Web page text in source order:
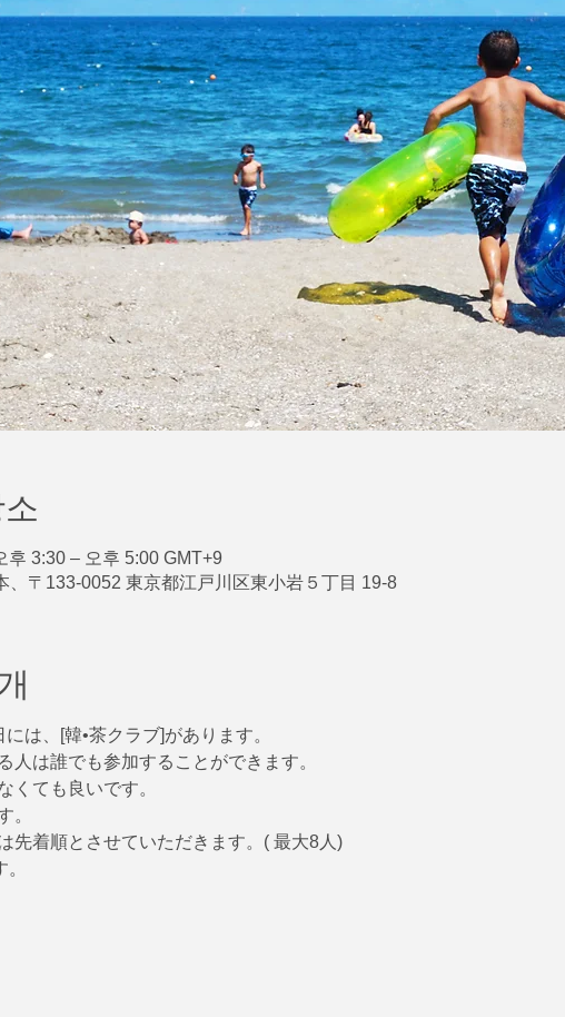
후 3:30 – 오후 5:00 GMT+9
、〒133-0052 東京都江戸川区東小岩５丁目 19-8
は、[韓•茶クラブ]があります。
人は誰でも参加することができます。
くても良いです。
。
先着順とさせていただきます。( 最大8人)